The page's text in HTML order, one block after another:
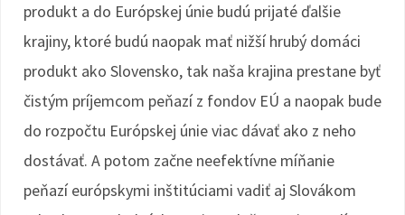
produkt a do Európskej únie budú prijaté ďalšie
krajiny, ktoré budú naopak mať nižší hrubý domáci
produkt ako Slovensko, tak naša krajina prestane byť
čistým príjemcom peňazí z fondov EÚ a naopak bude
do rozpočtu Európskej únie viac dávať ako z neho
dostávať. A potom začne neefektívne míňanie
peňazí európskymi inštitúciami vadiť aj Slovákom